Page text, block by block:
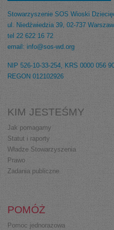
Stowarzyszenie SOS Wioski
ul. Niedźwiedzia 39, 02-737
tel 22 622 16 72
email: info@sos-wd.org
NIP 526-10-33-254, KRS 0000 056
REGON 012102926
KIM JESTEŚMY
Jak pomagamy
Statut i raporty
Władze Stowarzyszenia
Prawo
Zadania publiczne
POMÓŻ
Pomoc jednorazowa